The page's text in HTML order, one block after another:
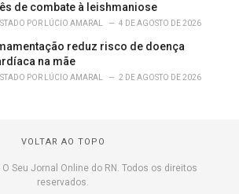
de combate à leishmaniose
POR LÚCIO AMARAL 4 DE AGOSTO DE 2026
reduz risco de doença
na mãe
POR LÚCIO AMARAL 2 DE AGOSTO DE 2026
VOLTAR AO TOPO
O Seu Jornal Online do RN. Todos os direitos
reservados.